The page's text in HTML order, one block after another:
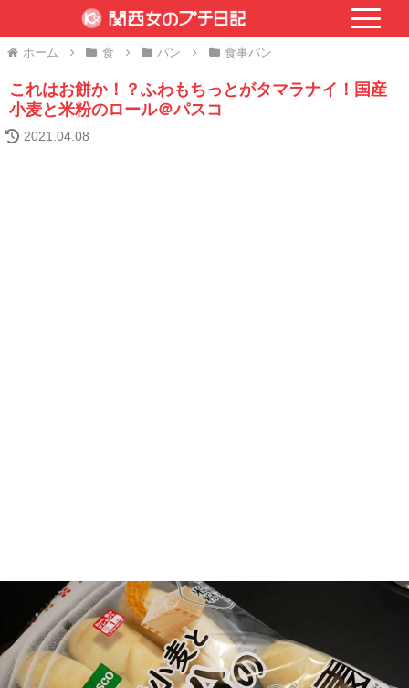
ホーム 食 パン 食事パン
これはお餅か！？ふわもちっとがタマラナイ！国産
小麦と米粉のロール＠パスコ
2021.04.08